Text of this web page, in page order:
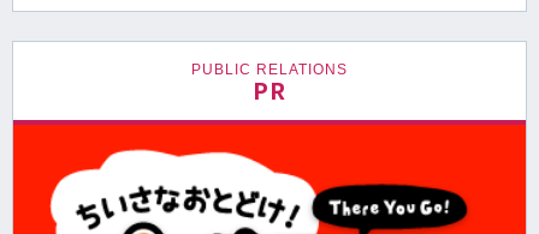
PUBLIC RELATIONS
PR